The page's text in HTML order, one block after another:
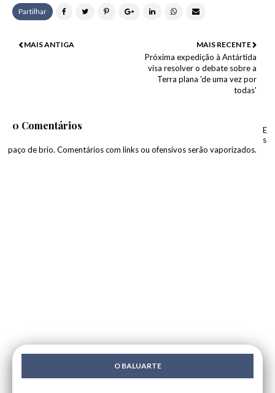
Partilhar
MAIS RECENTE
Próxima expedição à Antártida
visa resolver o debate sobre a
Terra plana 'de uma vez por
todas'
MAIS ANTIGA
0 Comentários
E
s
paço de brio. Comentários com links ou ofensivos serão vaporizados.
O BALUARTE